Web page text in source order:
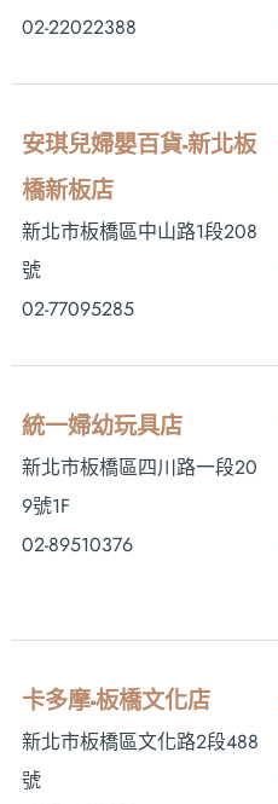
02-22022388
安琪兒婦嬰百貨-新北板
橋新板店
新北市板橋區中山路1段208
號
02-77095285
統一婦幼玩具店
新北市板橋區四川路一段20
9號1F
02-89510376
卡多摩-板橋文化店
新北市板橋區文化路2段488
號